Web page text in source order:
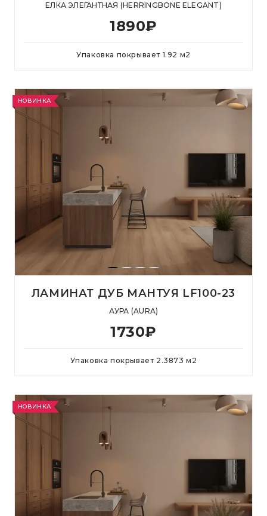
ЕЛКА ЭЛЕГАНТНАЯ (HERRINGBONE ELEGANT)
1890₽
Упаковка покрывает 1.92 м2
НОВИНКА
ЛАМИНАТ ДУБ МАНТУЯ LF100-23
АУРА (AURA)
1730₽
Упаковка покрывает 2.3873 м 2
НОВИНКА